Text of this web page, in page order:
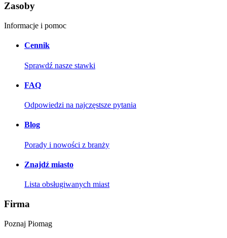
Zasoby
Informacje i pomoc
Cennik
Sprawdź nasze stawki
FAQ
Odpowiedzi na najczęstsze pytania
Blog
Porady i nowości z branży
Znajdź miasto
Lista obsługiwanych miast
Firma
Poznaj Piomag